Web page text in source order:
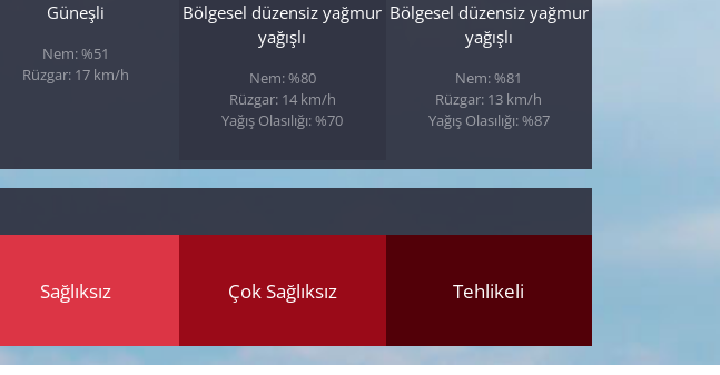
Güneşli
Nem: %51
Rüzgar: 17 km/h
Bölgesel düzensiz yağmur
yağışlı
Nem: %80
Rüzgar: 14 km/h
Yağış Olasılığı: %70
Bölgesel düzensiz yağmur
yağışlı
Nem: %81
Rüzgar: 13 km/h
Yağış Olasılığı: %87
Sağlıksız Çok Sağlıksız Tehlikeli